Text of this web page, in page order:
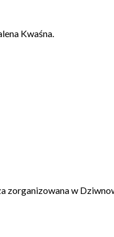
Kwaśna.
w